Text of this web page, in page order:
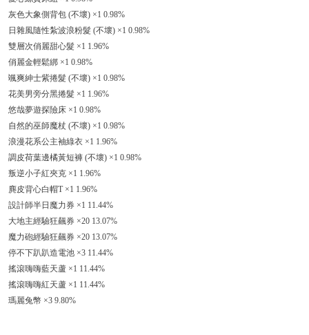
灰色大象側背包 (不壞) ×1 0.98%
日雜風隨性紮波浪粉髮 (不壞) ×1 0.98%
雙層次俏麗甜心髮 ×1 1.96%
俏麗金輕鬆綁 ×1 0.98%
颯爽紳士紫捲髮 (不壞) ×1 0.98%
花美男旁分黑捲髮 ×1 1.96%
悠哉夢遊探險床 ×1 0.98%
自然的巫師魔杖 (不壞) ×1 0.98%
浪漫花系公主袖綠衣 ×1 1.96%
調皮荷葉邊橘黃短褲 (不壞) ×1 0.98%
叛逆小子紅夾克 ×1 1.96%
麂皮背心白帽T ×1 1.96%
設計師半日魔力券 ×1 11.44%
大地主經驗狂飆券 ×20 13.07%
魔力砲經驗狂飆券 ×20 13.07%
停不下趴趴造電池 ×3 11.44%
搖滾嗨嗨藍天蘆 ×1 11.44%
搖滾嗨嗨紅天蘆 ×1 11.44%
瑪麗兔幣 ×3 9.80%